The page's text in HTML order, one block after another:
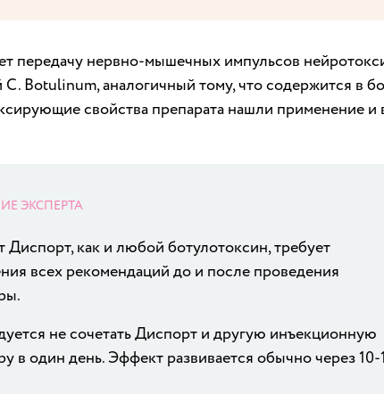
передачу нервно-мышечных импульсов
C. Botulinum, аналогичный тому, что содержится в
свойства препарата нашли применение и
Диспорт, как и любой ботулотоксин, требует
всех рекомендаций до и после проведения
не сочетать Диспорт и другую инъекционную
в один день. Эффект развивается обычно через 10-